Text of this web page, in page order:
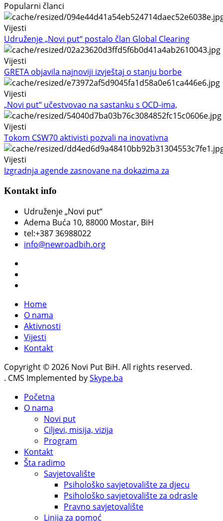
Popularni članci
Vijesti
Udruženje „Novi put“ postalo član Global Clearing
Vijesti
GRETA objavila najnoviji izvještaj o stanju borbe
Vijesti
„Novi put“ učestvovao na sastanku s OCD-ima,
Vijesti
Tokom CSW70 aktivisti pozvali na inovativna
Vijesti
Izgradnja agende zasnovane na dokazima za
Kontakt info
Udruženje „Novi put“
Adema Buća 10, 88000 Mostar, BiH
tel:+387 36988022
info@newroadbih.org
Home
O nama
Aktivnosti
Vijesti
Kontakt
Copyright © 2026 Novi Put BiH. All rights reserved.
. CMS Implemented bySkype.ba
Početna
O nama
Novi put
Ciljevi, misija, vizija
Program
Kontakt
Šta radimo
Savjetovalište
Psihološko savjetovalište za djecu
Psihološko savjetovalište za odrasle
Pravno savjetovalište
Linija za pomoć